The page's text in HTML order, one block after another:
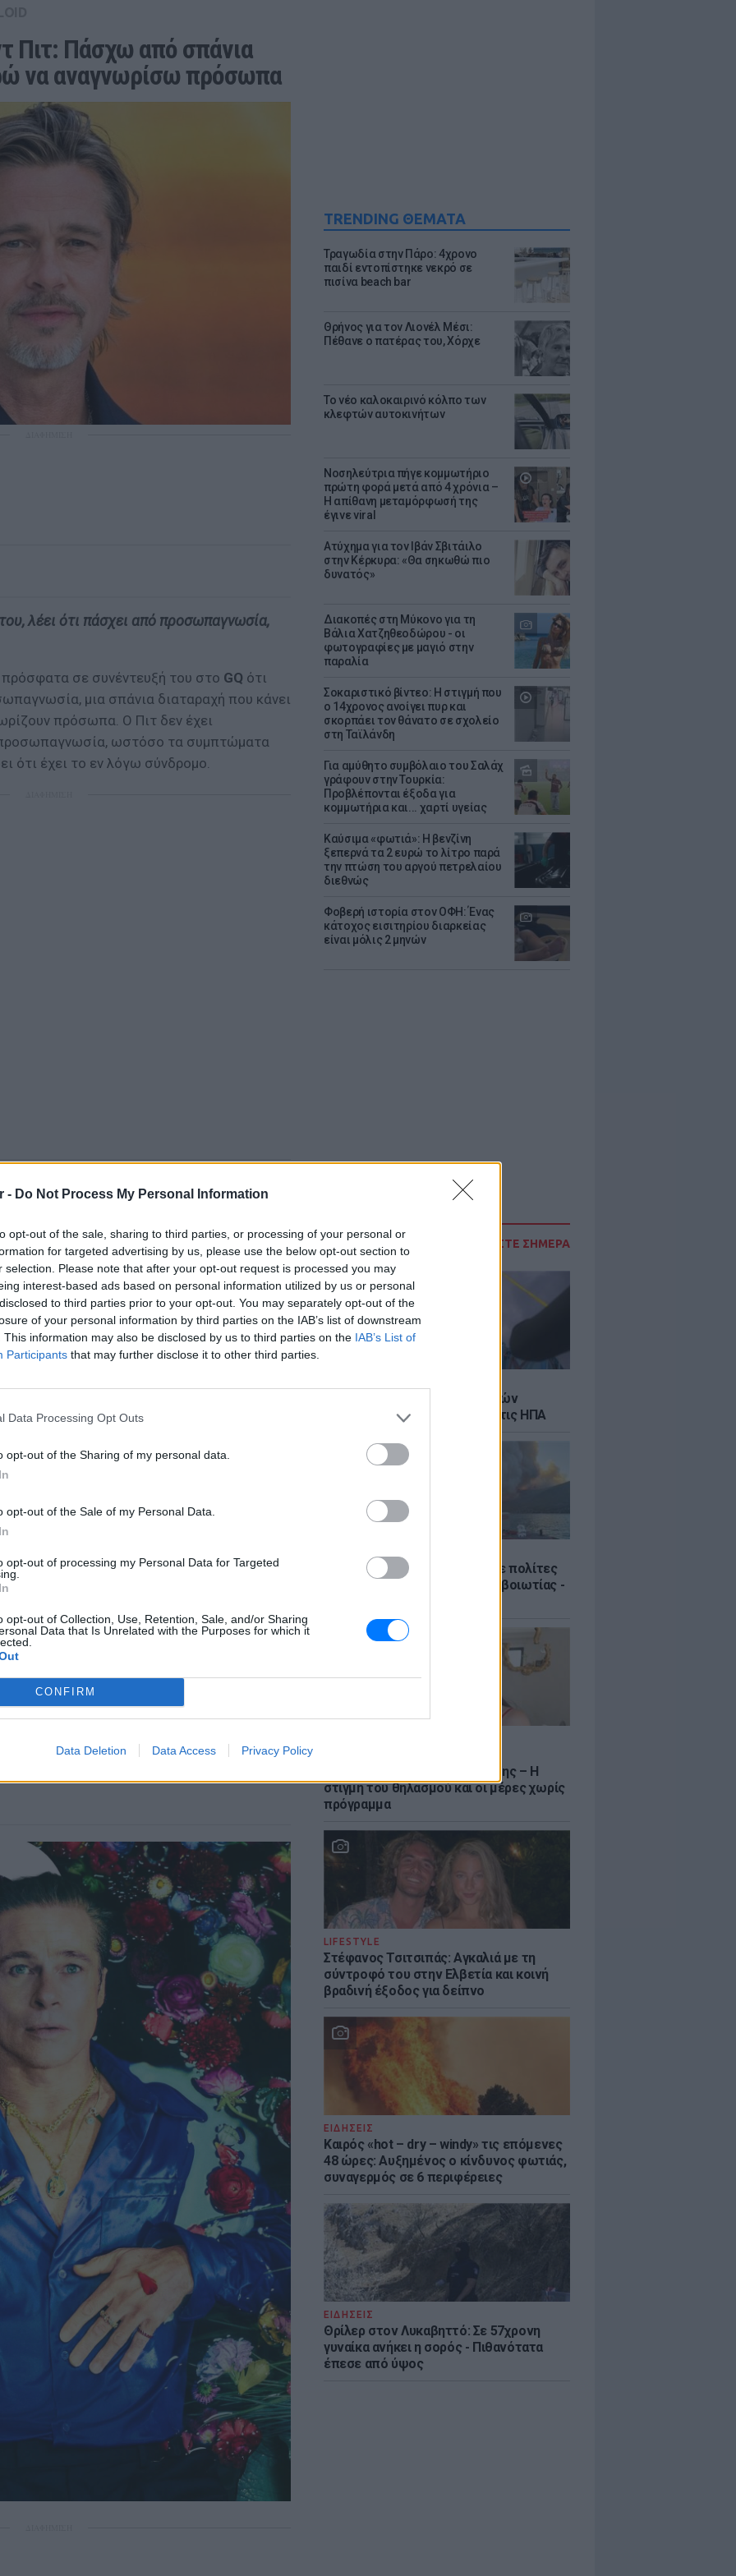
- Do Not Process My Personal Information
opt-out of the sale, sharing to third parties, or processing of your personal or
for targeted advertising by us, please use the below opt-out section to
selection. Please note that after your opt-out request is processed you may
interest-based ads based on personal information utilized by us or personal
to third parties prior to your opt-out. You may separately opt-out of the
of your personal information by third parties on the IAB’s list of downstream
This information may also be disclosed by us to third parties on the IAB’s List of
Participants that may further disclose it to other third parties.
Data Processing Opt Outs
opt-out of the Sharing of my personal data.
opt-out of the Sale of my Personal Data.
opt-out of processing my Personal Data for Targeted
opt-out of Collection, Use, Retention, Sale, and/or Sharing
Data that Is Unrelated with the Purposes for which it
CONFIRM
Data Deletion Data Access Privacy Policy
TRENDING ΘΕΜΑΤΑ
Τραγωδία στην Πάρο: 4χρονο
παιδί εντοπίστηκε νεκρό σε
πισίνα beach bar
Θρήνος για τον Λιονέλ Μέσι:
Πέθανε ο πατέρας του, Χόρχε
Το νέο καλοκαιρινό κόλπο των
κλεφτών αυτοκινήτων
Νοσηλεύτρια πήγε κομμωτήριο
πρώτη φορά μετά από 4 χρόνια –
Η απίθανη μεταμόρφωσή της
έγινε viral
Ατύχημα για τον Ιβάν Σβιτάιλο
στην Κέρκυρα: «Θα σηκωθώ πιο
δυνατός»
Διακοπές στη Μύκονο για τη
Βάλια Χατζηθεοδώρου - οι
φωτογραφίες με μαγιό στην
παραλία
Σοκαριστικό βίντεο: Η στιγμή που
ο 14χρονος ανοίγει πυρ και
σκορπάει τον θάνατο σε σχολείο
στη Ταϊλάνδη
Για αμύθητο συμβόλαιο του Σαλάχ
γράφουν στην Τουρκία:
Προβλέπονται έξοδα για
κομμωτήρια και... χαρτί υγείας
Καύσιμα «φωτιά»: Η βενζίνη
ξεπερνά τα 2 ευρώ το λίτρο παρά
την πτώση του αργού πετρελαίου
διεθνώς
Φοβερή ιστορία στον ΟΦΗ: Ένας
κάτοχος εισιτηρίου διαρκείας
είναι μόλις 2 μηνών
ΔΙΑΒΑΣΤΕ ΣΗΜΕΡΑ
Ιστορική μεταφορά 30 φαλαινών
μπελούγκα από τον Καναδά στις ΗΠΑ
Πώς η Πυροσβεστική διέσωσε πολίτες
στη μεγάλη φωτιά της Αττικοβοιωτίας -
φωτογραφίες με τους γιους της – Η
στιγμή του θηλασμού και οι μέρες χωρίς
πρόγραμμα
LIFESTYLE
Στέφανος Τσιτσιπάς: Αγκαλιά με τη
σύντροφό του στην Ελβετία και κοινή
βραδινή έξοδος για δείπνο
ΕΙΔΗΣΕΙΣ
Καιρός «hot – dry – windy» τις επόμενες
48 ώρες: Αυξημένος ο κίνδυνος φωτιάς,
συναγερμός σε 6 περιφέρειες
ΕΙΔΗΣΕΙΣ
Θρίλερ στον Λυκαβηττό: Σε 57χρονη
γυναίκα ανήκει η σορός - Πιθανότατα
έπεσε από ύψος
Πιτ: Πάσχω από σπάνια
να αναγνωρίσω πρόσωπα
λέει ότι πάσχει από προσωπαγνωσία,
σε συνέντευξή του στο GQ ότι
μια σπάνια διαταραχή που κάνει
πρόσωπα. Ο Πιτ δεν έχει
ωστόσο τα συμπτώματα
ότι έχει το εν λόγω σύνδρομο.
πρόσφατη συνέντευξή του αναφερόμενος
ότι πάσχει, υποστήριξε ότι ανησυχεί
απόμακρο, απρόσιτο ή εγωκεντρικό,
πρόσωπα, με συνέπεια να
που συνάντησε είτε καιρό πριν, είτε
να γνωρίσω και κάποιον άλλο που να
είπε στην Ottessa Moshfegh όταν εκείνη
ότι έχει ακριβώς την ίδια πάθηση.
εκ γεννετής και επηρεάζει τους
της ζωής τους, σύμφωνα με το NHS.
ΔΙΑΦΗΜΙΣΗ